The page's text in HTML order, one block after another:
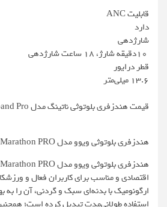
قابلیت ANC
دارد
شارژدهی
قطر درایور
13.6 میلی‌متر
قیمت هندزفری بلوتوثی ناتینگ مدل CMF Neckband Pro
هندزفری بلوتوثی ویوو مدل Marathon PRO
اقتصادی و مناسب برای کاربران فعال و
ارگونومیک با بدنه‌ای سبک و گردنی، آن را به